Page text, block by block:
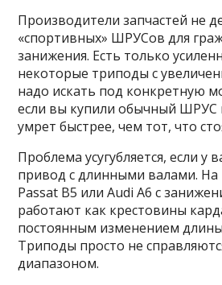
Производители запчастей не
«спортивных» ШРУСов для
занижения. Есть только
некоторые триподы с
надо искать под конкретную
если вы купили обычный ШРУС
умрет быстрее, чем тот, что
Проблема усугубляется, если у
привод с длинными валами.
Passat B5 или Audi A6 с
работают как крестовины
постоянным изменением
Триподы просто не
диапазоном.